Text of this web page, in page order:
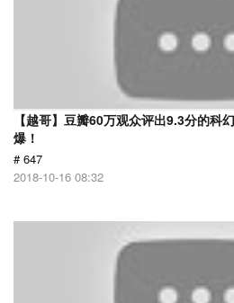
【越哥】豆瓣60万观众评出9.3分的科
爆！
# 647
2018-10-16 08:32